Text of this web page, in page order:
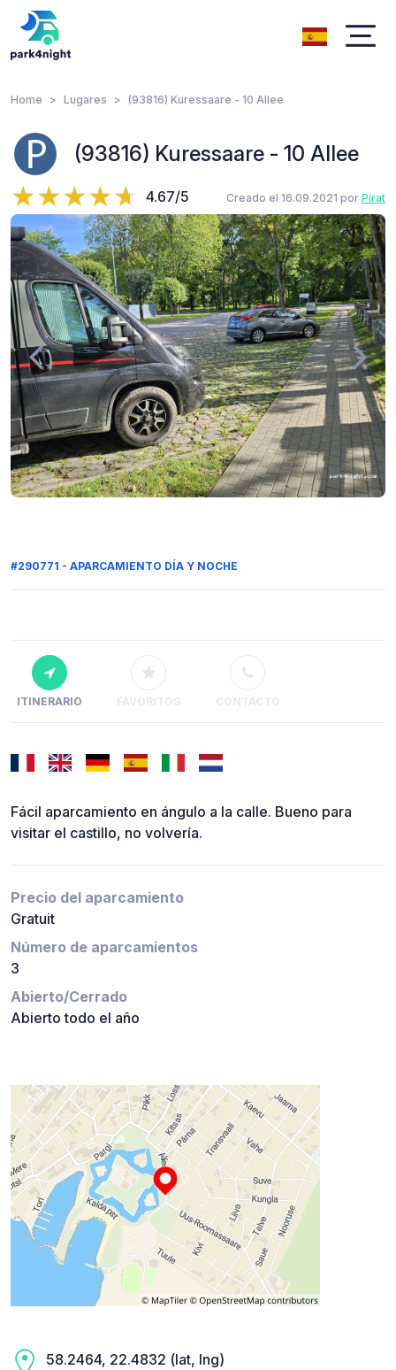
Home Lugares (93816) Kuressaare - 10 Allee
(93816) Kuressaare - 10 Allee
4.67/5 Creado el 16.09.2021 por Pirat
#290771 - APARCAMIENTO DÍA Y NOCHE
ITINERARIO FAVORITOS CONTACTO
Fácil aparcamiento en ángulo a la calle. Bueno para
visitar el castillo, no volvería.
Precio del aparcamiento
Gratuit
Número de aparcamientos
3
Abierto/Cerrado
Abierto todo el año
58.2464, 22.4832 (lat, lng)